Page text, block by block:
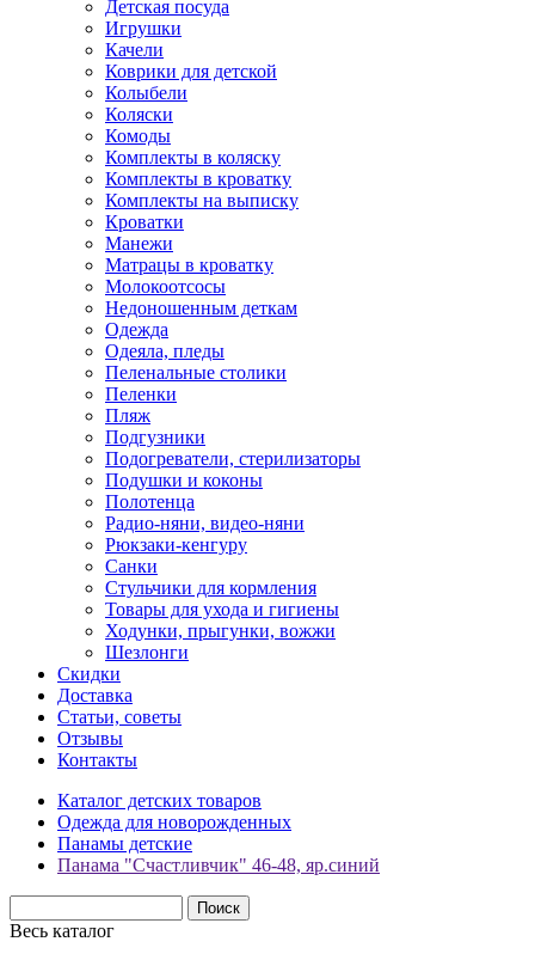
Детская посуда
Игрушки
Качели
Коврики для детской
Колыбели
Коляски
Комоды
Комплекты в коляску
Комплекты в кроватку
Комплекты на выписку
Кроватки
Манежи
Матрацы в кроватку
Молокоотсосы
Недоношенным деткам
Одежда
Одеяла, пледы
Пеленальные столики
Пеленки
Пляж
Подгузники
Подогреватели, стерилизаторы
Подушки и коконы
Полотенца
Радио-няни, видео-няни
Рюкзаки-кенгуру
Санки
Стульчики для кормления
Товары для ухода и гигиены
Ходунки, прыгунки, вожжи
Шезлонги
Скидки
Доставка
Статьи, советы
Отзывы
Контакты
Каталог детских товаров
Одежда для новорожденных
Панамы детские
Панама "Счастливчик" 46-48, яр.синий
Весь каталог